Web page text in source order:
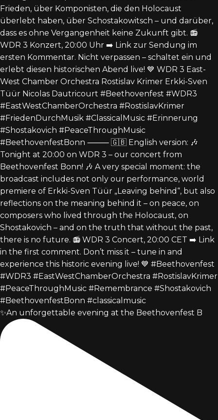
✨An unforgettable evening at the Beethovenfest B